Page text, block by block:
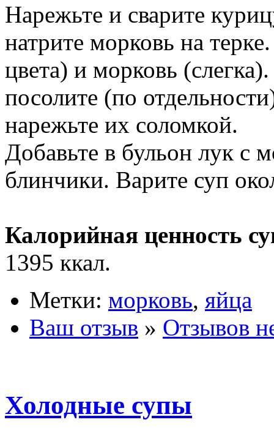
Нарежьте и сварите
натрите морковь на
цвета) и морковь
посолите (по
нарежьте их соломкой.
Добавьте в бульон лук с
блинчики. Варите суп
Калорийная ценность
1395 ккал.
Метки: морковь, яйца
Ваш отзыв » Отзывов
Холодные супы